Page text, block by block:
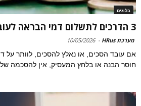
בלוגים
3 הדרכים לתשלום דמי הבראה לעובדים
מערכת HRus -
10/05/2026
אם עובד הסכים, או נאלץ להסכים, לוותר על
חוסר הבנה או בלחץ המעסיק, אין להסכמה